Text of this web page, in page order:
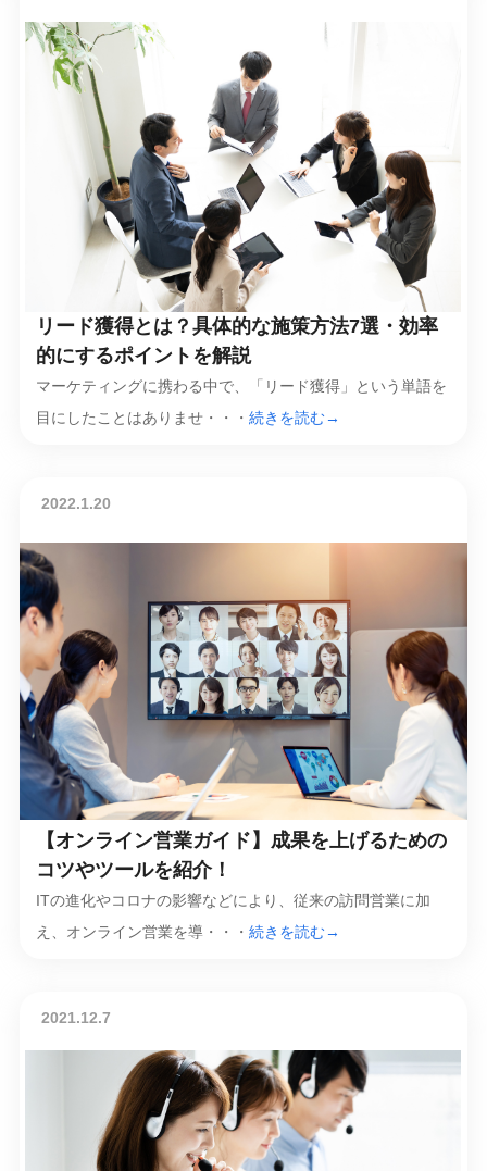
リード獲得とは？具体的な施策方法7選・効率
的にするポイントを解説
マーケティングに携わる中で、「リード獲得」という単語を
目にしたことはありませ・・・ 続きを読む→
2022.1.20
【オンライン営業ガイド】成果を上げるための
コツやツールを紹介！
ITの進化やコロナの影響などにより、従来の訪問営業に加
え、オンライン営業を導・・・ 続きを読む→
2021.12.7